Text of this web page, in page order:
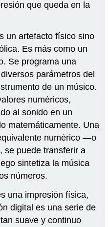
que queda en la
un artefacto físico sino
Es más como un
Se programa una
parámetros del
de un músico.
numéricos,
al sonido en un
matemáticamente. Una
numérico —o
se puede transferir a
sintetiza la música
números.
una impresión física,
digital es una serie de
suave y continuo